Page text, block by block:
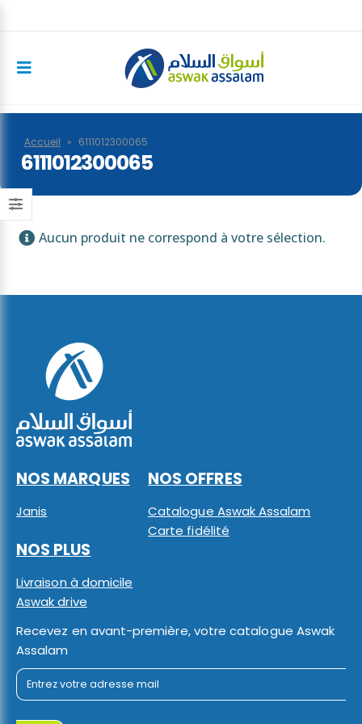
Accueil » 6111012300065
6111012300065
Aucun produit ne correspond à votre sélection.
NOS MARQUES
Janis
NOS OFFRES
Catalogue Aswak Assalam
Carte fidélité
NOS PLUS
Livraison à domicile
Aswak drive
Recevez en avant-première, votre catalogue Aswak
Assalam